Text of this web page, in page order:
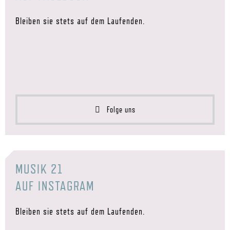
Bleiben sie stets auf dem Laufenden.
Folge uns
MUSIK 21
AUF INSTAGRAM
Bleiben sie stets auf dem Laufenden.